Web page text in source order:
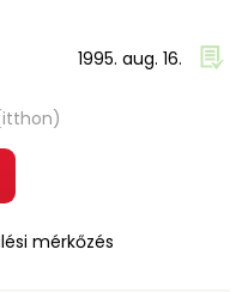
1995. aug. 16.
mérkőzés